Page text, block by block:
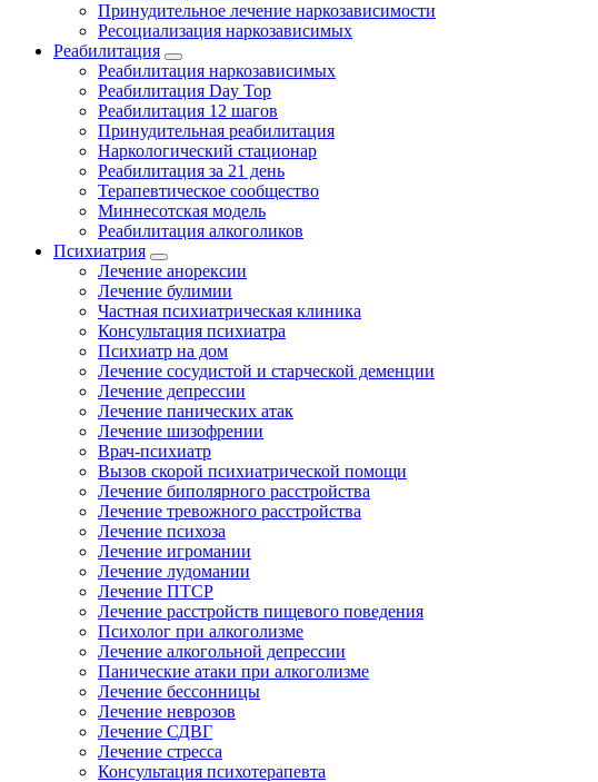
Принудительное лечение наркозависимости
Ресоциализация наркозависимых
Реабилитация
Реабилитация наркозависимых
Реабилитация Day Top
Реабилитация 12 шагов
Принудительная реабилитация
Наркологический стационар
Реабилитация за 21 день
Терапевтическое сообщество
Миннесотская модель
Реабилитация алкоголиков
Психиатрия
Лечение анорексии
Лечение булимии
Частная психиатрическая клиника
Консультация психиатра
Психиатр на дом
Лечение сосудистой и старческой деменции
Лечение депрессии
Лечение панических атак
Лечение шизофрении
Врач-психиатр
Вызов скорой психиатрической помощи
Лечение биполярного расстройства
Лечение тревожного расстройства
Лечение психоза
Лечение игромании
Лечение лудомании
Лечение ПТСР
Лечение расстройств пищевого поведения
Психолог при алкоголизме
Лечение алкогольной депрессии
Панические атаки при алкоголизме
Лечение бессонницы
Лечение неврозов
Лечение СДВГ
Лечение стресса
Консультация психотерапевта